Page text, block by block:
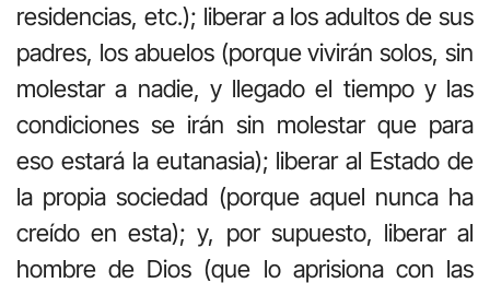
residencias, etc.); liberar a los adultos de sus
padres, los abuelos (porque vivirán solos, sin
molestar a nadie, y llegado el tiempo y las
condiciones se irán sin molestar que para
eso estará la eutanasia); liberar al Estado de
la propia sociedad (porque aquel nunca ha
creído en esta); y, por supuesto, liberar al
hombre de Dios (que lo aprisiona con las